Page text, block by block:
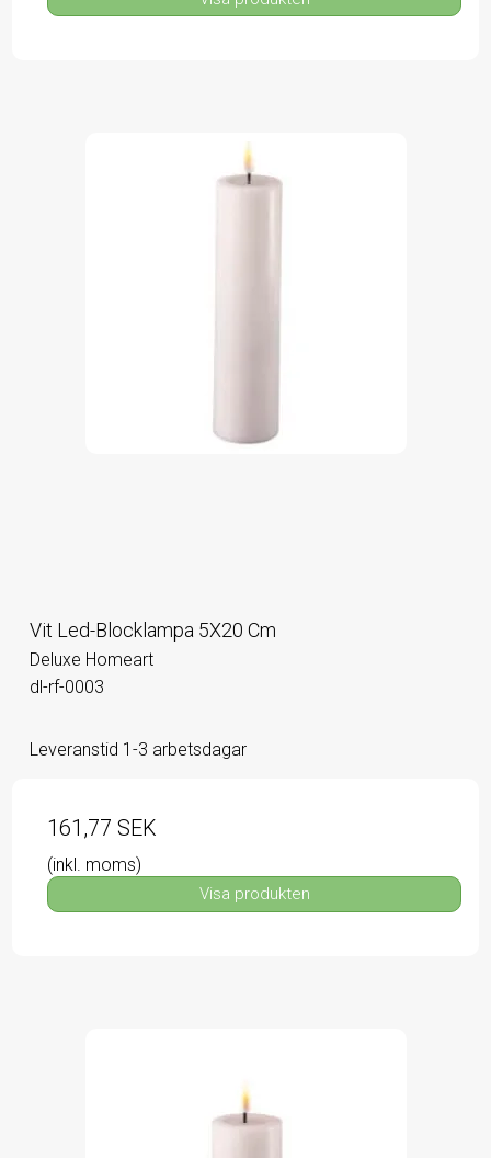
Vit Led-Blocklampa 5X20 Cm
Deluxe Homeart
dl-rf-0003
Leveranstid 1-3 arbetsdagar
161,77 SEK
(inkl. moms)
Visa produkten